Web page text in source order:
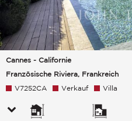
Cannes - Californie
Französische Riviera, Frankreich
V7252CA Verkauf Villa